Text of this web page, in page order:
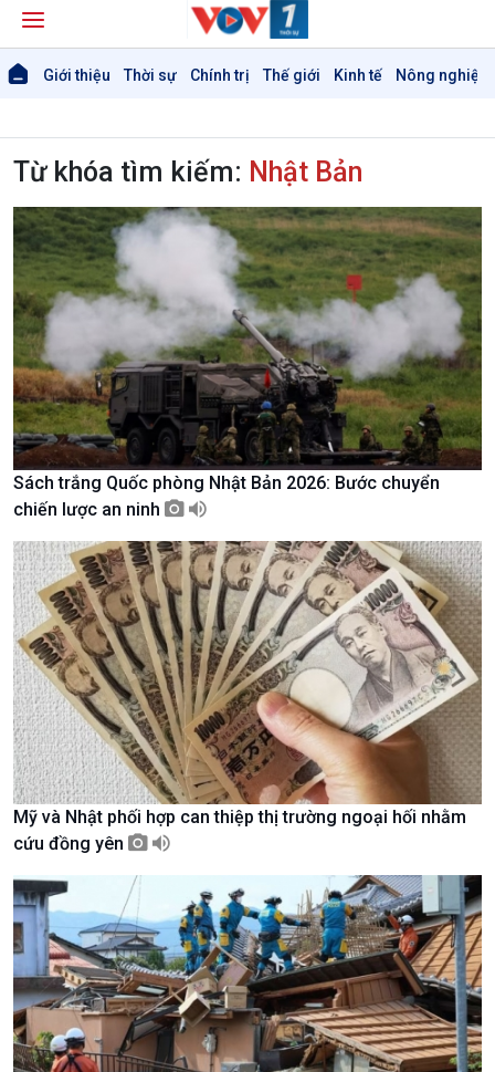
Giới thiệu Thời sự Chính trị Thế giới Kinh tế Nông nghiệp
Giới thiệu
Thời sự
Thời sự 6h
Thời sự 12h
Thời sự 18h
Thời sự 21h30
Bản tin
Chuyên mục
Theo dòng Thời sự
Từ khóa tìm kiếm: Nhật Bản
Sách trắng Quốc phòng Nhật Bản 2026: Bước chuyển
chiến lược an ninh
Mỹ và Nhật phối hợp can thiệp thị trường ngoại hối nhằm
cứu đồng yên